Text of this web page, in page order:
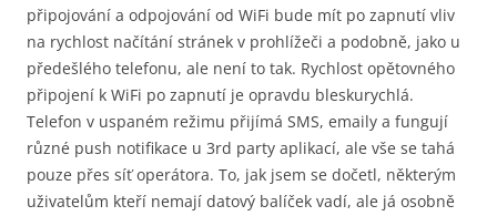
připojování a odpojování od WiFi bude mít po zapnutí vliv
na rychlost načítání stránek v prohlížeči a podobně, jako u
předešlého telefonu, ale není to tak. Rychlost opětovného
připojení k WiFi po zapnutí je opravdu bleskurychlá.
Telefon v uspaném režimu přijímá SMS, emaily a fungují
různé push notifikace u 3rd party aplikací, ale vše se tahá
pouze přes síť operátora. To, jak jsem se dočetl, některým
uživatelům kteří nemají datový balíček vadí, ale já osobně